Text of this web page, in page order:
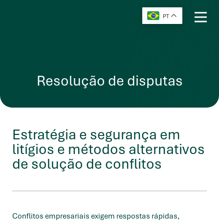
PT
Resolução de disputas
Estratégia e segurança em
litígios e métodos alternativos
de solução de conflitos
Conflitos empresariais exigem respostas rápidas,